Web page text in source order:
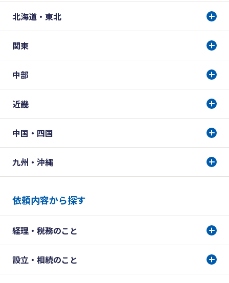
北海道・東北
関東
中部
近畿
中国・四国
九州・沖縄
依頼内容から探す
経理・税務のこと
設立・相続のこと